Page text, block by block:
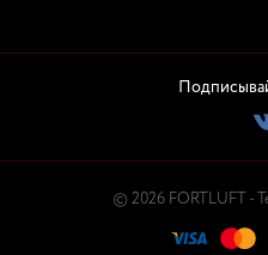
© 2026 FORTLUFT -